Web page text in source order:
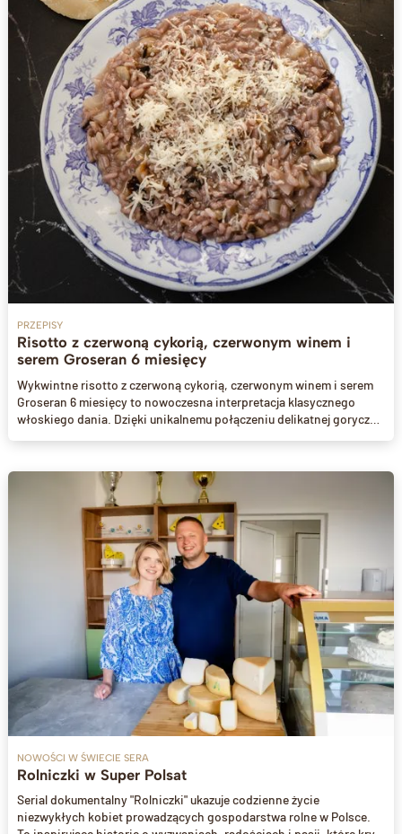
PRZEPISY
Risotto z czerwoną cykorią, czerwonym winem i
serem Groseran 6 miesięcy
Wykwintne risotto z czerwoną cykorią, czerwonym winem i serem
Groseran 6 miesięcy to nowoczesna interpretacja klasycznego
włoskiego dania. Dzięki unikalnemu połączeniu delikatnej goryczki
nowych trendów kulinarnych. Idealne na elegancką kolację czy
romantyczny wieczór. Odkryj historię risotto z czerwonym winem i
dowiedz się, jak dopasować składniki, by uzyskać najlepszy efekt
NOWOŚCI W ŚWIECIE SERA
Rolniczki w Super Polsat
Serial dokumentalny "Rolniczki" ukazuje codzienne życie
niezwykłych kobiet prowadzących gospodarstwa rolne w Polsce.